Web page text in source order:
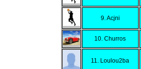
9. Acjni
10. Churros
11. Loulou2ba